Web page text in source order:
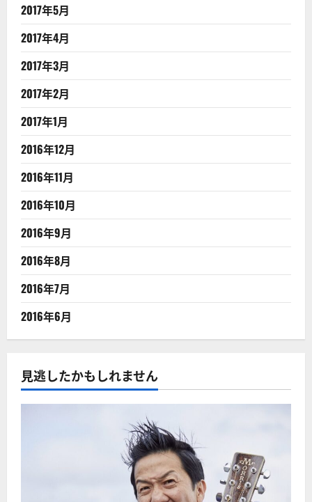
2017年5月
2017年4月
2017年3月
2017年2月
2017年1月
2016年12月
2016年11月
2016年10月
2016年9月
2016年8月
2016年7月
2016年6月
見逃したかもしれません